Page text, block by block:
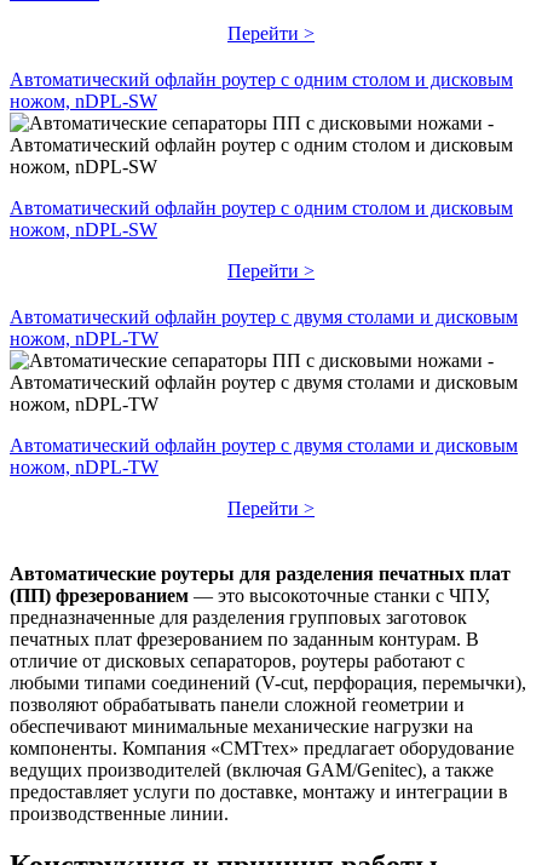
Перейти >
Автоматический офлайн роутер с одним столом и дисковым
ножом, nDPL-SW
Автоматический офлайн роутер с одним столом и дисковым
ножом, nDPL-SW
Перейти >
Автоматический офлайн роутер с двумя столами и дисковым
ножом, nDPL-TW
Автоматический офлайн роутер с двумя столами и дисковым
ножом, nDPL-TW
Перейти >
Автоматические роутеры для разделения печатных плат
(ПП) фрезерованием — это высокоточные станки с ЧПУ,
предназначенные для разделения групповых заготовок
печатных плат фрезерованием по заданным контурам. В
отличие от дисковых сепараторов, роутеры работают с
любыми типами соединений (V-cut, перфорация, перемычки),
позволяют обрабатывать панели сложной геометрии и
обеспечивают минимальные механические нагрузки на
компоненты. Компания «СМТтех» предлагает оборудование
ведущих производителей (включая GAM/Genitec), а также
предоставляет услуги по доставке, монтажу и интеграции в
производственные линии.